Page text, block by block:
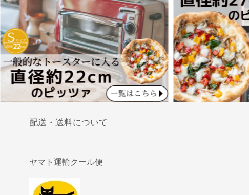
配送・送料について
ヤマト運輸クール便